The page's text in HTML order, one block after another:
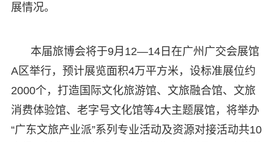
展情况。
本届旅博会将于9月12—14日在广州广交会展馆
A区举行，预计展览面积4万平方米，设标准展位约
2000个，打造国际文化旅游馆、文旅融合馆、文旅
消费体验馆、老字号文化馆等4大主题展馆，将举办
“广东文旅产业派”系列专业活动及资源对接活动共10